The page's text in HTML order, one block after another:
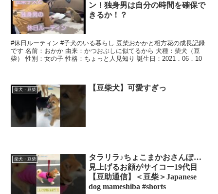
ン！独身男は自分の時間を確保で
きるか！？
#休日ルーティン #子犬のいる暮らし 豆柴おかかと相方花の成長記録
です 名前：おかか 由来：かつおぶしに似てるから 犬種：柴犬（豆
柴） 性別：女の子 性格：ちょっと人見知り 誕生日：2021．06．10
柴犬・豆柴 【豆柴犬】可愛すぎっ
柴犬・豆柴
タラリラ♪ちょこまかおさんぽ…
見上げるお顔がサイコー19代目
【豆助通信】＜豆柴＞Japanese
dog mameshiba #shorts